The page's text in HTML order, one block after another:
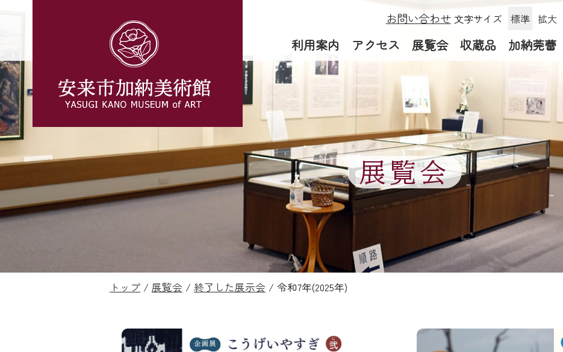
お問い合わせ 文字サイズ 標準 拡大
利用案内 アクセス 展覧会 収蔵品 加納莞蕾
展覧会
現
トップ / 展覧会 / 終了した展示会 / 令和7年(2025年)